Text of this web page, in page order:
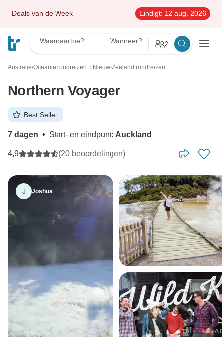
Deals van de Week Eindigt: 12 aug. 2026
Waarnaartoe? Wanneer? 2
Australië/Oceanië rondreizen 〉 Nieuw-Zeeland rondreizen
Northern Voyager
Best Seller
7 dagen • Start- en eindpunt: Auckland
4,9 (20 beoordelingen)
J Joshua